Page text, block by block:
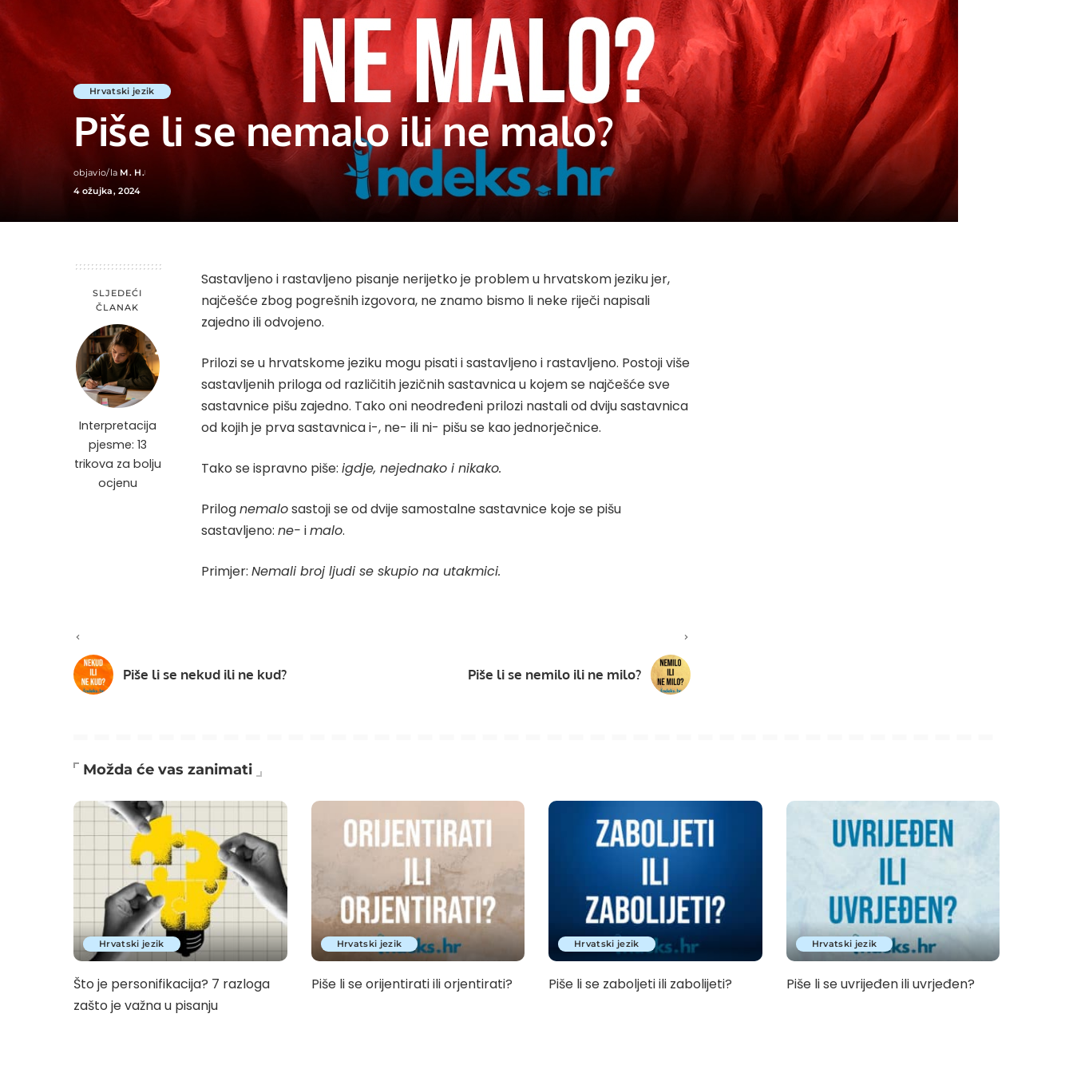
Hrvatski jezik
Piše li se nemalo ili ne malo?
Posted
by
objavio/la M. H.
4 ožujka, 2024
SLJEDEĆI
ČLANAK
Interpretacija
pjesme: 13
trikova za bolju
ocjenu
Sastavljeno i rastavljeno pisanje nerijetko je problem u hrvatskom jeziku jer,
najčešće zbog pogrešnih izgovora, ne znamo bismo li neke riječi napisali
zajedno ili odvojeno.
Prilozi se u hrvatskome jeziku mogu pisati i sastavljeno i rastavljeno. Postoji više
sastavljenih priloga od različitih jezičnih sastavnica u kojem se najčešće sve
sastavnice pišu zajedno. Tako oni neodređeni prilozi nastali od dviju sastavnica
od kojih je prva sastavnica i-, ne- ili ni- pišu se kao jednorječnice.
Tako se ispravno piše: igdje, nejednako i nikako.
Prilognemalosastoji se od dvije samostalne sastavnice koje se pišu
sastavljeno: ne- imalo.
Primjer: Nemali broj ljudi se skupio na utakmici.
Piše li se nekud ili ne kud? Piše li se nemilo ili ne milo?
Možda će vas zanimati
Hrvatski jezik
Što je personifikacija? 7 razloga
zašto je važna u pisanju
Hrvatski jezik
Piše li se orijentirati ili orjentirati?
Hrvatski jezik
Piše li se zaboljeti ili zabolijeti?
Hrvatski jezik
Piše li se uvrijeđen ili uvrjeđen?